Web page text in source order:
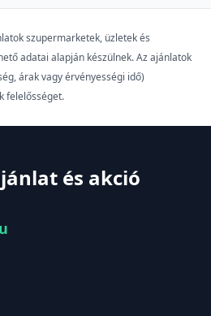
szupermarketek, üzletek és
adatai alapján készülnek. Az ajánlatok
árak vagy érvényességi idő)
felelősséget.
és akció